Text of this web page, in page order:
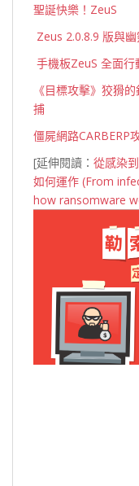
聖誕快樂！ZeuS
Zeus 2.0.8.9 版與
手機板ZeuS 全面行
《目標攻擊》狡猾
捕
僵屍網路CARBERP
[延伸閱讀： 從感染
如何運作 (From
how ransomware